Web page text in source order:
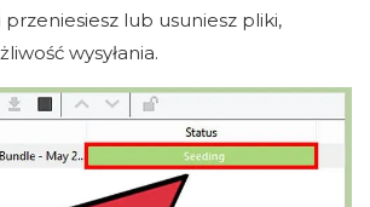
przeniesiesz lub usuniesz pliki,
wysyłania.